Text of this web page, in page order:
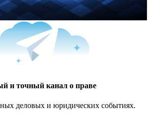
и точный канал о праве
деловых и юридических событиях.